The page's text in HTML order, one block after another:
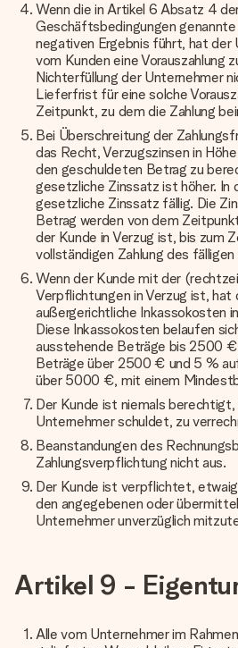
Wenn die in Artikel 6 Absatz 4
Geschäftsbedingungen
negativen Ergebnis führt, hat der
vom Kunden eine Vorauszahlung
Nichterfüllung der Unternehmer
Lieferfrist für eine solche
Zeitpunkt, zu dem die Zahlung
Bei Überschreitung der
das Recht, Verzugszinsen in
den geschuldeten Betrag zu
gesetzliche Zinssatz ist höher. In
gesetzliche Zinssatz fällig. Die
Betrag werden von dem
der Kunde in Verzug ist, bis zum
vollständigen Zahlung des
Wenn der Kunde mit der
Verpflichtungen in Verzug ist, hat
außergerichtliche Inkassokosten
Diese Inkassokosten belaufen
ausstehende Beträge bis 2500
Beträge über 2500 € und 5 %
über 5000 €, mit einem
Der Kunde ist niemals
Unternehmer schuldet, zu
Beanstandungen des
Zahlungsverpflichtung nicht aus.
Der Kunde ist verpflichtet,
den angegebenen oder
Unternehmer unverzüglich
Artikel 9 -
Alle vom Unternehmer im